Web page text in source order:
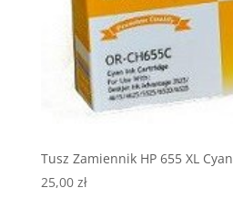
Tusz Zamiennik HP 655 XL Cyan
25,00 zł